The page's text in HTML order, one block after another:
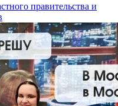
правительства и